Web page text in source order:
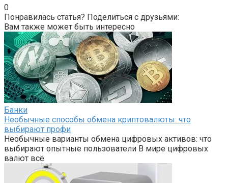
0
Понравилась статья? Поделиться с друзьями:
Вам также может быть интересно
Банки
Необычные способы обмена криптовалюты: что
выбирают профи
Необычные варианты обмена цифровых активов: что
выбирают опытные пользователи В мире цифровых
валют всё